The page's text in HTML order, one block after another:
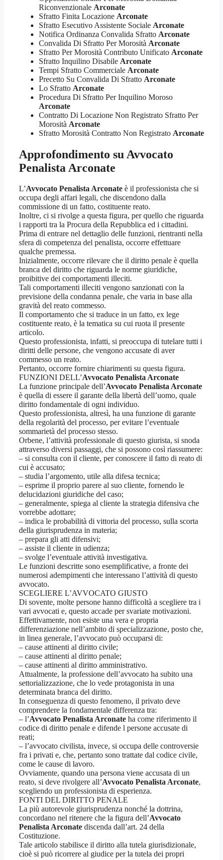
Riconvenzionale Arconate
Sfratto Finita Locazione Arconate
Sfratto Esecutivo Assistente Sociale Arconate
Notifica Ordinanza Convalida Sfratto Arconate
Convalida Di Sfratto Per Morosità Arconate
Sfratto Per Morosità Contributo Unificato Arconate
Sfratto Inquilino Disabile Arconate
Tempi Sfratto Commerciale Arconate
Precetto Su Convalida Di Sfratto Arconate
Lo Sfratto Arconate
Procedura Di Sfratto Per Inquilino Moroso
Arconate
Contratto Di Locazione Non Registrato Sfratto Per
Morosità Arconate
Sfratto Morosità Contratto Non Registrato Arconate
Approfondimento su Avvocato
Penalista Arconate
L’Avvocato Penalista Arconate è il professionista che si
occupa degli affari legali, che discendono dalla
commissione di un fatto, costituente reato.
Inoltre, ci si rivolge a questa figura, per quello che riguarda
i rapporti tra la Procura della Repubblica ed i cittadini.
Prima di entrare nel dettaglio delle funzioni, rientranti nella
sfera di competenza del penalista, occorre effettuare
qualche premessa.
Inizialmente, occorre rilevare che il diritto penale è quella
branca del diritto che riguarda le norme giuridiche,
proibitive dei comportamenti illeciti.
Tali comportamenti illeciti vengono sanzionati con la
previsione della condanna penale, che varia in base alla
gravità del reato commesso.
Il comportamento che si traduce in un fatto, ex lege
costituente reato, è la tematica su cui ruota il presente
articolo.
Questo professionista, infatti, si preoccupa di tutelare tutti i
diritti delle persone, che vengono accusate di aver
commesso un reato.
Pertanto, occorre fornire chiarimenti su questa figura.
FUNZIONI DELL’Avvocato Penalista Arconate
La funzione principale dell’Avvocato Penalista Arconate
è quella di essere il garante della libertà dell’uomo, quale
diritto fondamentale di ogni individuo.
Questo professionista, altresì, ha una funzione di garante
della regolarità del processo, per evitare l’eventuale
sommarietà del processo stesso.
Orbene, l’attività professionale di questo giurista, si snoda
attraverso diversi passaggi, che si possono così riassumere:
– si consulta con il cliente, per conoscere il fatto di reato di
cui è accusato;
– studia l’argomento, utile alla difesa tecnica;
– esprime il proprio parere al suo cliente, fornendo le
delucidazioni giuridiche del caso;
– generalmente, spiega al cliente la strategia difensiva che
vorrebbe adottare;
– indica le probabilità di vittoria del processo, sulla scorta
della giurisprudenza in materia;
– prepara gli atti difensivi;
– assiste il cliente in udienza;
– svolge l’eventuale attività investigativa.
Le funzioni descritte sono esemplificative, a fronte dei
numerosi adempimenti che interessano l’attività di questo
avvocato.
SCEGLIERE L’AVVOCATO GIUSTO
Di sovente, molte persone hanno difficoltà a scegliere tra i
vari avvocati e, questo accade per svariate motivazioni.
Effettivamente, non esiste una vera e propria
differenziazione nell’ambito di specializzazione, posto che,
in linea generale, l’avvocato può occuparsi di:
– cause attinenti al diritto civile;
– cause attinenti al diritto penale;
– cause attinenti al diritto amministrativo.
Attualmente, la professione dell’avvocato ha subito una
settorializzazione, che lo vede protagonista in una
determinata branca del diritto.
In conseguenza di questo fenomeno, il privato deve
comprendere la fondamentale differenza tra:
– l’Avvocato Penalista Arconate ha come riferimento il
codice di diritto penale e difende l persone accusate di
reati;
– l’avvocato civilista, invece, si occupa delle controversie
fra i privati e, che, pertanto sono trattate dal codice civile,
come le cause di lavoro.
Ovviamente, quando una persona viene accusata di un
reato, si deve rivolgere all’Avvocato Penalista Arconate,
scegliendo un professionista di esperienza.
FONTI DEL DIRITTO PENALE
La più autorevole giurisprudenza nonché la dottrina,
concordano nel ritenere che la figura dell’Avvocato
Penalista Arconate discenda dall’art. 24 della
Costituzione.
Tale articolo stabilisce il diritto alla tutela giurisdizionale,
cioè si può ricorrere al giudice per la tutela dei propri